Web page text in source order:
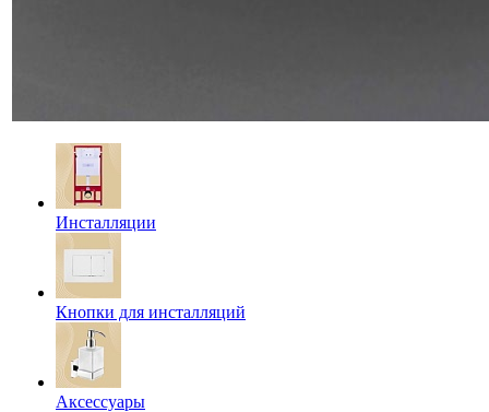
Инсталляции
Кнопки для инсталляций
Аксессуары